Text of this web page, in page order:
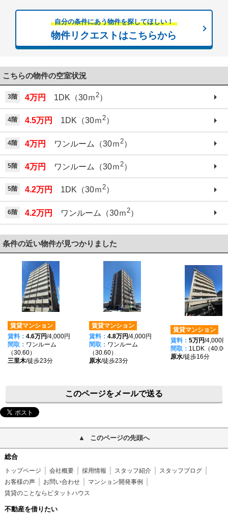
自分の条件にあう物件を探してほしい！
物件リクエストはこちらから
こちらの物件の空室状況
3階 4万円 1DK（30ｍ2）
4階 4.5万円 1DK（30ｍ2）
4階 4万円 ワンルーム（30ｍ 2）
5階 4万円 ワンルーム（30ｍ2）
5階 4.2万円 1DK（30ｍ2）
6階 4.2万円 ワンルーム（30ｍ 2）
条件の近い物件が見つかりました
賃貸マンション
賃料： 4.6万円/4,000円
間取： ワンルーム
（30.60）
三里木/徒歩23分
賃貸マンション
賃料： 4.8万円/4,000円
間取： ワンルーム
（30.60）
原水/徒歩23分
賃貸マンション
賃料： 5万円/4,000円
間取： 1LDK（40.00
原水/徒歩16分
このページをメールで送る
このページの先頭へ
総合
トップページ 会社概要 採用情報 スタッフ紹介
スタッフブログ
お客様の声
お問い合わせ
マンション開発事例
賃貸のことならピタットハウス
不動産を借りたい